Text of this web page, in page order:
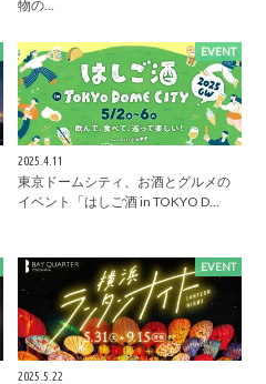
物の…
EVENT
2025.4.11
東京ドームシティ、お酒とグルメの
イベント「はしご酒 in TOKYO D…
EVENT
2025.5.22